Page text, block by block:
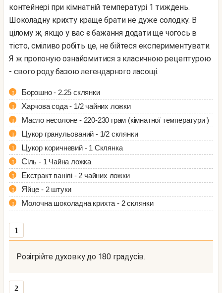
контейнері при кімнатній температурі 1 тиждень.
Шоколадну крихту краще брати не дуже солодку. В
цілому ж, якщо у вас є бажання додати ще чогось в
тісто, сміливо робіть це, не бійтеся експериментувати.
Я ж пропоную ознайомитися з класичною рецептурою
- свого роду базою легендарного ласощі.
Борошно - 2.25 склянки
Харчова сода - 1/2 чайних ложки
Масло несолоне - 220-230 грам (кімнатної температури )
Цукор гранульований - 1/2 склянки
Цукор коричневий - 1 Склянка
Сіль - 1 Чайна ложка
Екстракт ванілі - 2 чайних ложки
Яйце - 2 штуки
Молочна шоколадна крихта - 2 склянки
1
Розігрійте духовку до 180 градусів.
2